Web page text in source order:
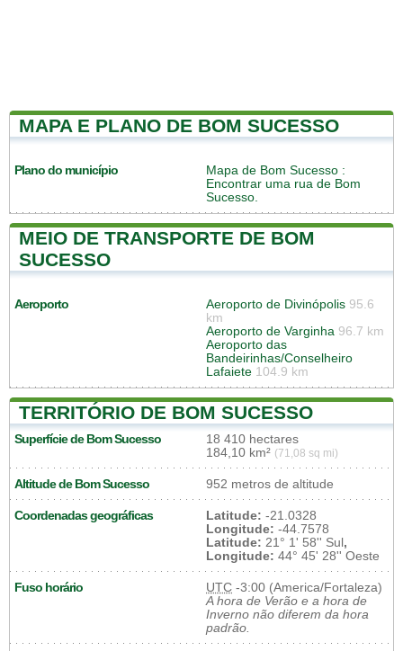
MAPA E PLANO DE BOM SUCESSO
Plano do município Mapa de Bom Sucesso :
Encontrar uma rua de Bom
Sucesso.
MEIO DE TRANSPORTE DE BOM
SUCESSO
Aeroporto Aeroporto de Divinópolis 95.6
km
Aeroporto de Varginha 96.7 km
Aeroporto das
Bandeirinhas/Conselheiro
Lafaiete 104.9 km
TERRITÓRIO DE BOM SUCESSO
Superfície de Bom Sucesso
18 410 hectares
184,10 km² (71,08 sq mi)
Altitude de Bom Sucesso 952 metros de altitude
Coordenadas geográficas Latitude: -21.0328
Longitude: -44.7578
Latitude: 21° 1' 58'' Sul,
Longitude: 44° 45' 28'' Oeste
Fuso horário UTC -3:00 (America/Fortaleza)
A hora de Verão e a hora de
Inverno não diferem da hora
padrão.